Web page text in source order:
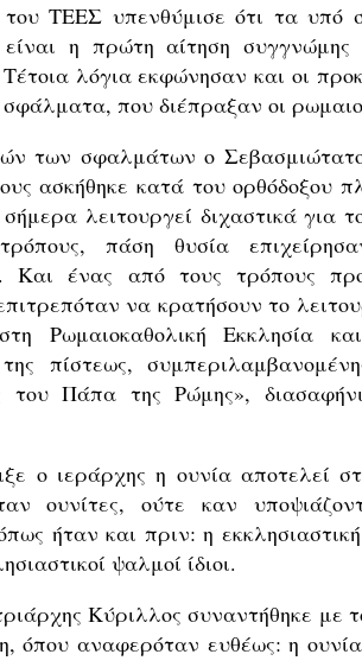
ΤΕΕΣ υπενθύμισε ότι τα υπό
η πρώτη αίτηση
λόγια εκφώνησαν και οι
που διέπραξαν οι
των σφαλμάτων ο
ασκήθηκε κατά του ορθόδοξου
λειτουργεί διχαστικά για
πάση θυσία
Και ένας από τους τρόπους
να κρατήσουν το
Ρωμαιοκαθολική Εκκλησία
πίστεως,
του Πάπα της Ρώμης»,
ο ιεράρχης η ουνία αποτελεί
ουνίτες, ούτε καν
ήταν και πριν: η
ψαλμοί ίδιοι.
Κύριλλος συναντήθηκε
όπου αναφερόταν ευθέως: η